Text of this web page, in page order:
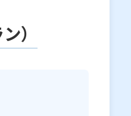
）